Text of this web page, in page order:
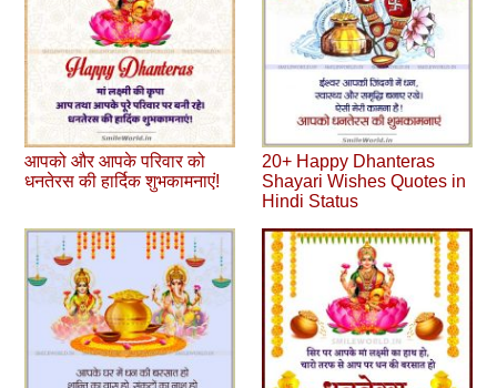
आपको और आपके परिवार को
धनतेरस की हार्दिक शुभकामनाएं!
20+ Happy Dhanteras
Shayari Wishes Quotes in
Hindi Status